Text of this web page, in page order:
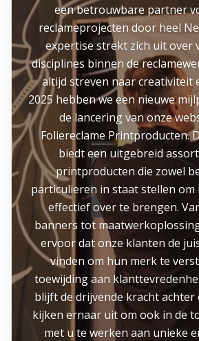
een betrouwbare partner
reclameprojecten door heel
expertise strekt zich uit over
disciplines binnen de
altijd streven naar creativiteit
2025 hebben we een nieuwe
de lancering van onze
Foliereclame Printproducten.
biedt een uitgebreid
printproducten die zowel
particulieren in staat stellen om
effectief over te brengen.
banners tot
ervoor dat onze klanten de
vinden om hun merk te
toewijding aan
blijft de drijvende kracht achter
kijken ernaar uit om ook in de
met u te werken aan unieke